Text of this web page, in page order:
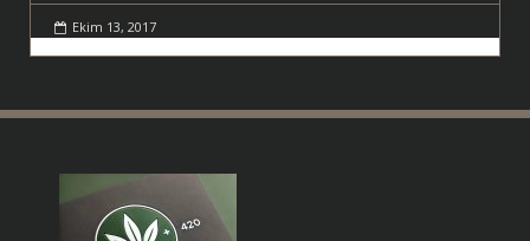
Ekim 13, 2017